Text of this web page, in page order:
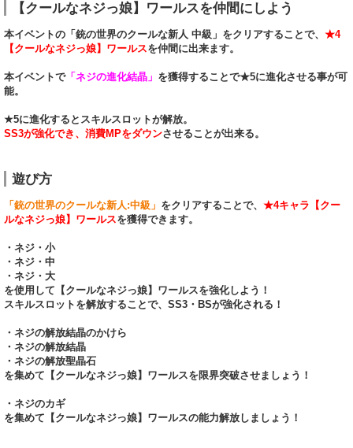
【クールなネジっ娘】ワールスを仲間にしよう
本イベントの「銃の世界のクールな新人 中級」をクリアすることで、 ★4
【クールなネジっ娘】ワールスを仲間に出来ます。
本イベントで「ネジの進化結晶」 を獲得することで★5に進化させる事が可
能。
★5に進化するとスキルスロットが解放。
SS3が強化でき、消費MPをダウンさせることが出来る。
遊び方
「銃の世界のクールな新人:中級」 をクリアすることで、 ★4キャラ【クー
ルなネジっ娘】ワールスを獲得できます。
・ネジ・小
・ネジ・中
・ネジ・大
を使用して【クールなネジっ娘】ワールスを強化しよう！
スキルスロットを解放することで、SS3・BSが強化される！
・ネジの解放結晶のかけら
・ネジの解放結晶
・ネジの解放聖晶石
を集めて【クールなネジっ娘】ワールスを限界突破させましょう！
・ネジのカギ
を集めて【クールなネジっ娘】ワールスの能力解放しましょう！